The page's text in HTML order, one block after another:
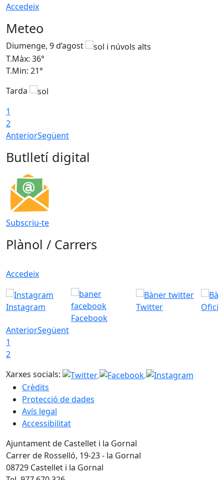
Accedeix
Meteo
Diumenge, 9 d’agost
T.Màx: 36°
T.Min: 21°
Tarda
1
2
AnteriorSegüent
Butlletí digital
Subscriu-te
Plànol / Carrers
Accedeix
Instagram
Facebook
Twitter
AnteriorSegüent
1
2
Xarxes socials:
Crèdits
Protecció de dades
Avís legal
Accessibilitat
Ajuntament de Castellet i la Gornal
Carrer de Rosselló, 19-23 - la Gornal
08729 Castellet i la Gornal